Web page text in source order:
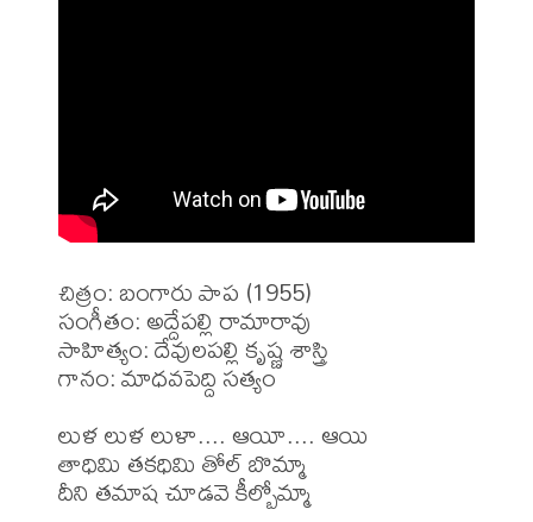
చిత్రం: బంగారు పాప (1955)
సంగీతం: అద్దేపల్లి రామారావు
సాహిత్యం: దేవులపల్లి కృష్ణ శాస్త్రి
గానం: మాధవపెద్ది సత్యం
లుళ లుళ లుళా.... ఆయీ.... ఆయి
తాధిమి తకధిమి తోల్ బొమ్మా
దీని తమాష చూడవె కీల్బోమ్మా